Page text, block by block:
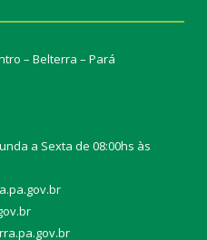
– Belterra – Pará
a Sexta de 08:00hs às
r